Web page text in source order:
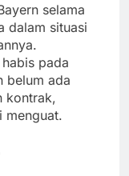
selama
dalam situasi
pada
belum ada
kontrak,
menguat.